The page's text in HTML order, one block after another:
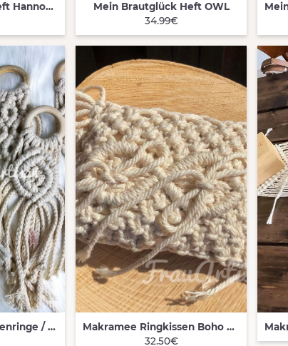
Mein Brautglück Heft Hannover
QUICK VIEW
Mein Brautglück Heft OWL
34.99€
Makramee Serviettenringe / Goodies
QUICK VIEW
Makramee Ringkissen Boho Hochzeit Deko Hingucker
32.50€